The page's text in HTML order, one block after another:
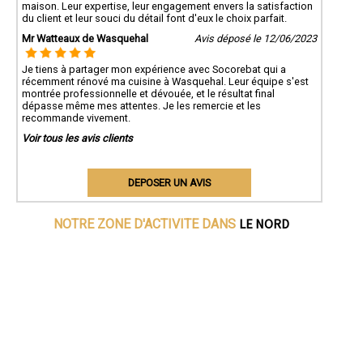
maison. Leur expertise, leur engagement envers la satisfaction
du client et leur souci du détail font d'eux le choix parfait.
Mr Watteaux de Wasquehal
Avis déposé le 12/06/2023
Je tiens à partager mon expérience avec Socorebat qui a
récemment rénové ma cuisine à Wasquehal. Leur équipe s'est
montrée professionnelle et dévouée, et le résultat final
dépasse même mes attentes. Je les remercie et les
recommande vivement.
Voir tous les avis clients
DEPOSER UN AVIS
NOTRE ZONE D'ACTIVITE DANS LE NORD